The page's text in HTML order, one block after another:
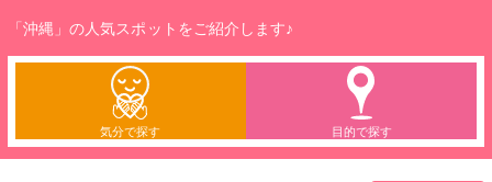
「沖縄」の人気スポットをご紹介します♪
気分で探す 目的で探す